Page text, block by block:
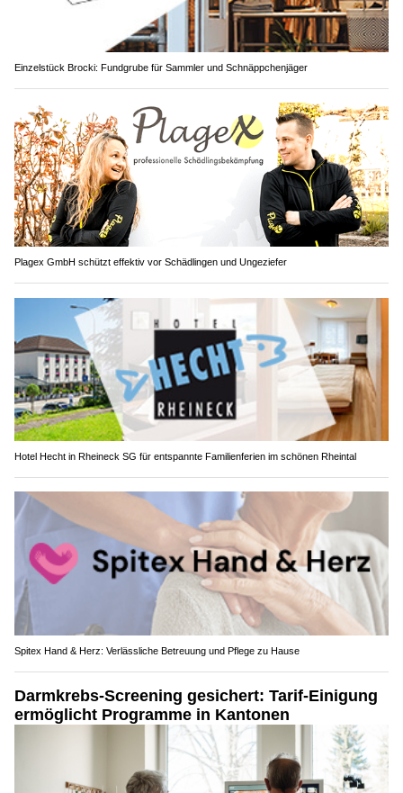
Einzelstück Brocki: Fundgrube für Sammler und Schnäppchenjäger
Plagex GmbH schützt effektiv vor Schädlingen und Ungeziefer
Hotel Hecht in Rheineck SG für entspannte Familienferien im schönen Rheintal
Spitex Hand & Herz: Verlässliche Betreuung und Pflege zu Hause
Darmkrebs-Screening gesichert: Tarif-Einigung
ermöglicht Programme in Kantonen